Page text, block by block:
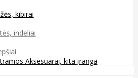
kibirai
indeliai
Aksesuarai, kita įranga